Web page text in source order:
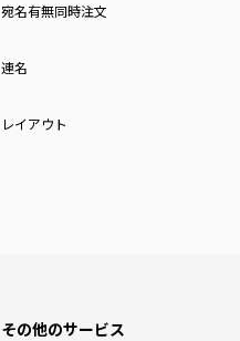
宛名有無同時注文
連名
レイアウト
その他のサービス